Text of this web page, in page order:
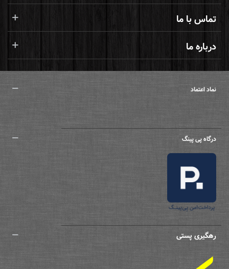
تماس با ما
درباره ما
نماد اعتماد
درگاه پی پینگ
رهگیری پستی